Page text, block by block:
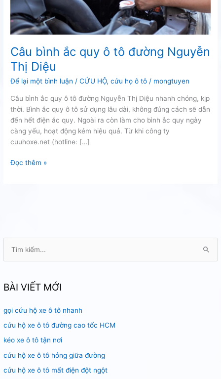
k
ế
m
:
BÀI VIẾT MỚI
gọi cứu hộ xe ô tô nhanh
cứu hộ xe ô tô đường cao tốc HCM
kéo xe ô tô tận nơi
cứu hộ xe ô tô hỏng giữa đường
cứu hộ xe ô tô mất điện đột ngột
Câu bình ắc quy ô tô đường Nguyễn
Thị Diệu
Để lại một bình luận /CỨU HỘ,cứu họ ô tô / mongtuyen
Câu bình ắc quy ô tô đường Nguyễn Thị Diệu nhanh chóng, kịp
thời. Bình ắc quy ô tô sử dụng lâu dài, không đúng cách sẽ dẫn
đến hết điện ắc quy. Ngoài ra còn làm cho bình ắc quy ngày
càng yếu, hoạt động kém hiệu quả. Từ khi công ty
cuuhoxe.net (hotline: […]
Câu
Nguyễn
Thị
Diệu
Đọc thêm »